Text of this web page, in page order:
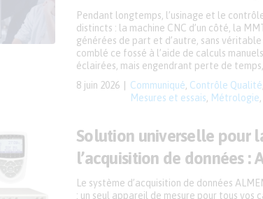
8 juin 2026 Communiqué Contrôle Qualité
Mesures et essais
Métrologie
Pendant longtemps, l’usinage et le
distincts : la machine CNC d’un côté, la
générées de part et d’autre, sans
comblé ce fossé à l’aide de calculs
éclairées, mais engendrant perte de
Solution universelle pour
l’acquisition de données :
Le système d’acquisition de données
: un seul appareil de mesure pour tous vos